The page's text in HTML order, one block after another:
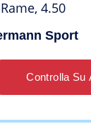
4.50
Sport
Controlla Su